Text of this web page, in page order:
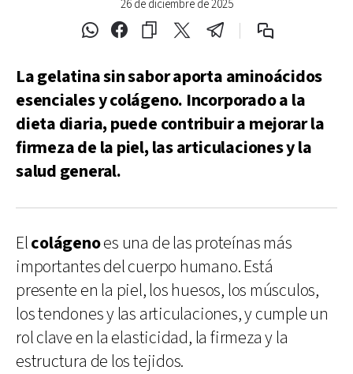
26 de diciembre de 2025
La gelatina sin sabor aporta aminoácidos
esenciales y colágeno. Incorporado a la
dieta diaria, puede contribuir a mejorar la
firmeza de la piel, las articulaciones y la
salud general.
Elcolágenoes una de las proteínas más
importantes del cuerpo humano. Está
presente en la piel, los huesos, los músculos,
los tendones y las articulaciones, y cumple un
rol clave en la elasticidad, la firmeza y la
estructura de los tejidos.